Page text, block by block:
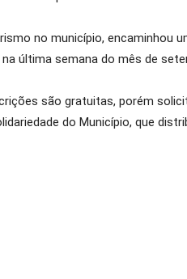
no município, encaminhou
última semana do mês de
são gratuitas, porém
do Município, que